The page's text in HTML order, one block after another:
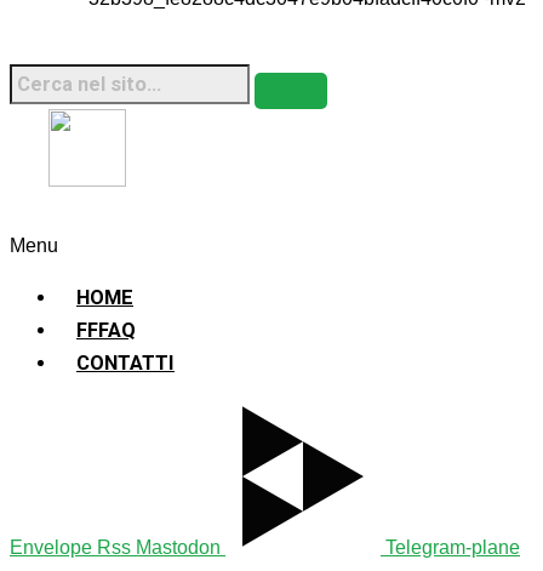
Menu
HOME
FFFAQ
CONTATTI
Envelope Rss Mastodon
Telegram-plane